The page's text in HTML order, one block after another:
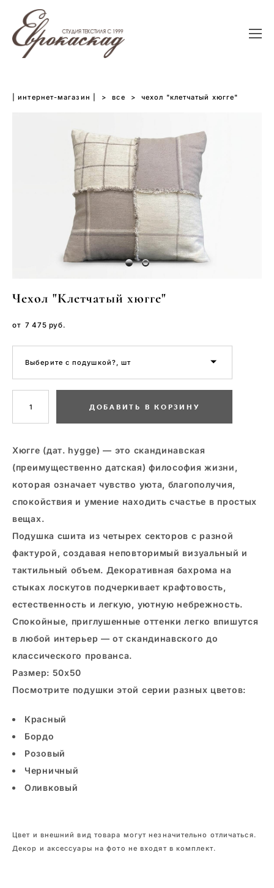
| интернет-магазин | > все > чехол "клетчатый хюгге"
Чехол "Клетчатый хюгге"
от 7 475 pуб.
Выберите с подушкой?, шт
ДОБАВИТЬ В КОРЗИНУ
Хюгге (дат. hygge) — это скандинавская
(преимущественно датская) философия жизни,
которая означает чувство уюта, благополучия,
спокойствия и умение находить счастье в простых
вещах.
Подушка сшита из четырех секторов с разной
фактурой, создавая неповторимый визуальный и
тактильный объем. Декоративная бахрома на
стыках лоскутов подчеркивает крафтовость,
естественность и легкую, уютную небрежность.
Спокойные, приглушенные оттенки легко впишутся
в любой интерьер — от скандинавского до
классического прованса.
Размер: 50x50
Посмотрите подушки этой серии разных цветов:
Красный
Бордо
Розовый
Черничный
Оливковый
Цвет и внешний вид товара могут незначительно отличаться.
Декор и аксессуары на фото не входят в комплект.